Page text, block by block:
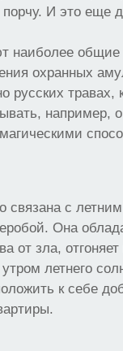
И это еще
наиболее
охранных
русских
например,
связана с
Она
от зла,
летнего
к себе